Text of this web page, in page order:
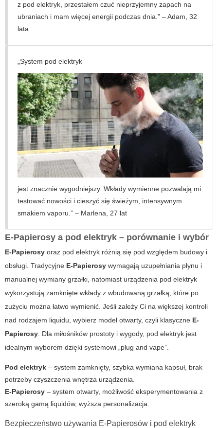
z pod elektryk, przestałem czuć nieprzyjemny zapach na
ubraniach i mam więcej energii podczas dnia.” – Adam, 32
lata
„System pod elektryk
jest znacznie wygodniejszy. Wkłady wymienne pozwalają mi
testować nowości i cieszyć się świeżym, intensywnym
smakiem vaporu.” – Marlena, 27 lat
E-Papierosy a pod elektryk – porównanie i wybór
E-Papierosy oraz pod elektryk różnią się pod względem budowy i
obsługi. Tradycyjne E-Papierosy wymagają uzupełniania płynu i
manualnej wymiany grzałki, natomiast urządzenia pod elektryk
wykorzystują zamknięte wkłady z wbudowaną grzałką, które po
zużyciu można łatwo wymienić. Jeśli zależy Ci na większej kontroli
nad rodzajem liquidu, wybierz model otwarty, czyli klasyczne E-
Papierosy . Dla miłośników prostoty i wygody, pod elektryk jest
idealnym wyborem dzięki systemowi „plug and vape”.
Pod elektryk – system zamknięty, szybka wymiana kapsuł, brak
potrzeby czyszczenia wnętrza urządzenia.
E-Papierosy – system otwarty, możliwość eksperymentowania z
szeroką gamą liquidów, wyższa personalizacja.
Bezpieczeństwo używania E-Papierosów i pod elektryk